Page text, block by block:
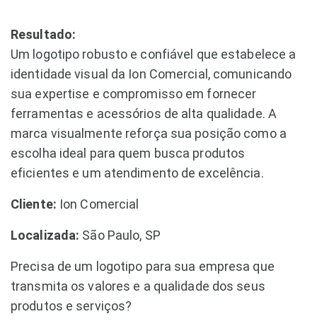
Resultado:
Um logotipo robusto e confiável que estabelece a
identidade visual da Ion Comercial, comunicando
sua expertise e compromisso em fornecer
ferramentas e acessórios de alta qualidade. A
marca visualmente reforça sua posição como a
escolha ideal para quem busca produtos
eficientes e um atendimento de excelência.
Cliente: Ion Comercial
Localizada: São Paulo, SP
Precisa de um logotipo para sua empresa que
transmita os valores e a qualidade dos seus
produtos e serviços?